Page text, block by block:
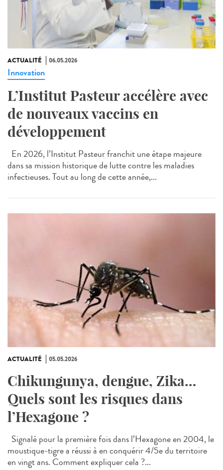
ACTUALITÉ 06.05.2026
Innovation
L’Institut Pasteur accélère avec
de nouveaux vaccins en
développement
En 2026, l’Institut Pasteur franchit une étape majeure
dans sa mission historique de lutte contre les maladies
infectieuses. Tout au long de cette année,...
ACTUALITÉ 05.05.2026
Chikungunya, dengue, Zika…
Quels sont les risques dans
l’Hexagone ?
Signalé pour la première fois dans l’Hexagone en 2004, le
moustique-tigre a réussi à en conquérir 4/5e du territoire
en vingt ans. Comment expliquer cela ?...